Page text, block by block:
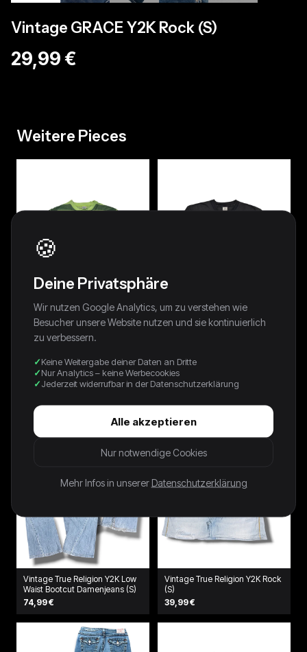
Vintage GRACE Y2K Rock (S)
29,99 €
Weitere Pieces
Photoprint Gestreift Grün
39,00 €
Photoprint Schwarz
49,00 €
Vintage True Religion Y2K Low
Waist Bootcut Damenjeans (S)
74,99 €
Vintage True Religion Y2K Rock
(S)
39,99 €
🍪
Deine Privatsphäre
Wir nutzen Google Analytics, um zu verstehen wie
Besucher unsere Website nutzen und sie kontinuierlich
zu verbessern.
Keine Weitergabe deiner Daten an Dritte
Nur Analytics – keine Werbecookies
Jederzeit widerrufbar in der Datenschutzerklärung
Alle akzeptieren
Nur notwendige Cookies
Mehr Infos in unserer Datenschutzerklärung